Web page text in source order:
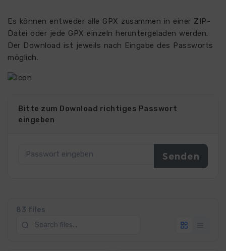
Es können entweder alle GPX zusammen in einer ZIP-
Datei oder jede GPX einzeln heruntergeladen werden.
Der Download ist jeweils nach Eingabe des Passworts
möglich.
Bitte zum Download richtiges Passwort
eingeben
83 files